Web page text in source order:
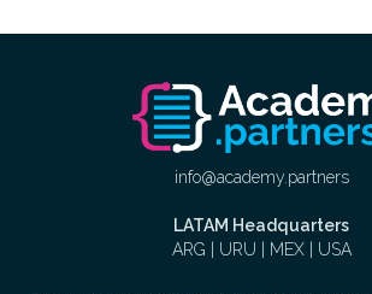
info@academy.partners
LATAM Headquarters
ARG | URU | MEX | USA